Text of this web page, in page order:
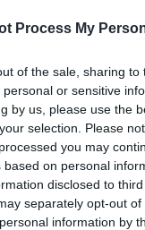
Process My
of the sale, sharing to
or sensitive
by us, please use the
selection. Please
you may
based on personal
disclosed to
separately opt-out
information by